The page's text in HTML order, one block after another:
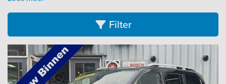
Filter